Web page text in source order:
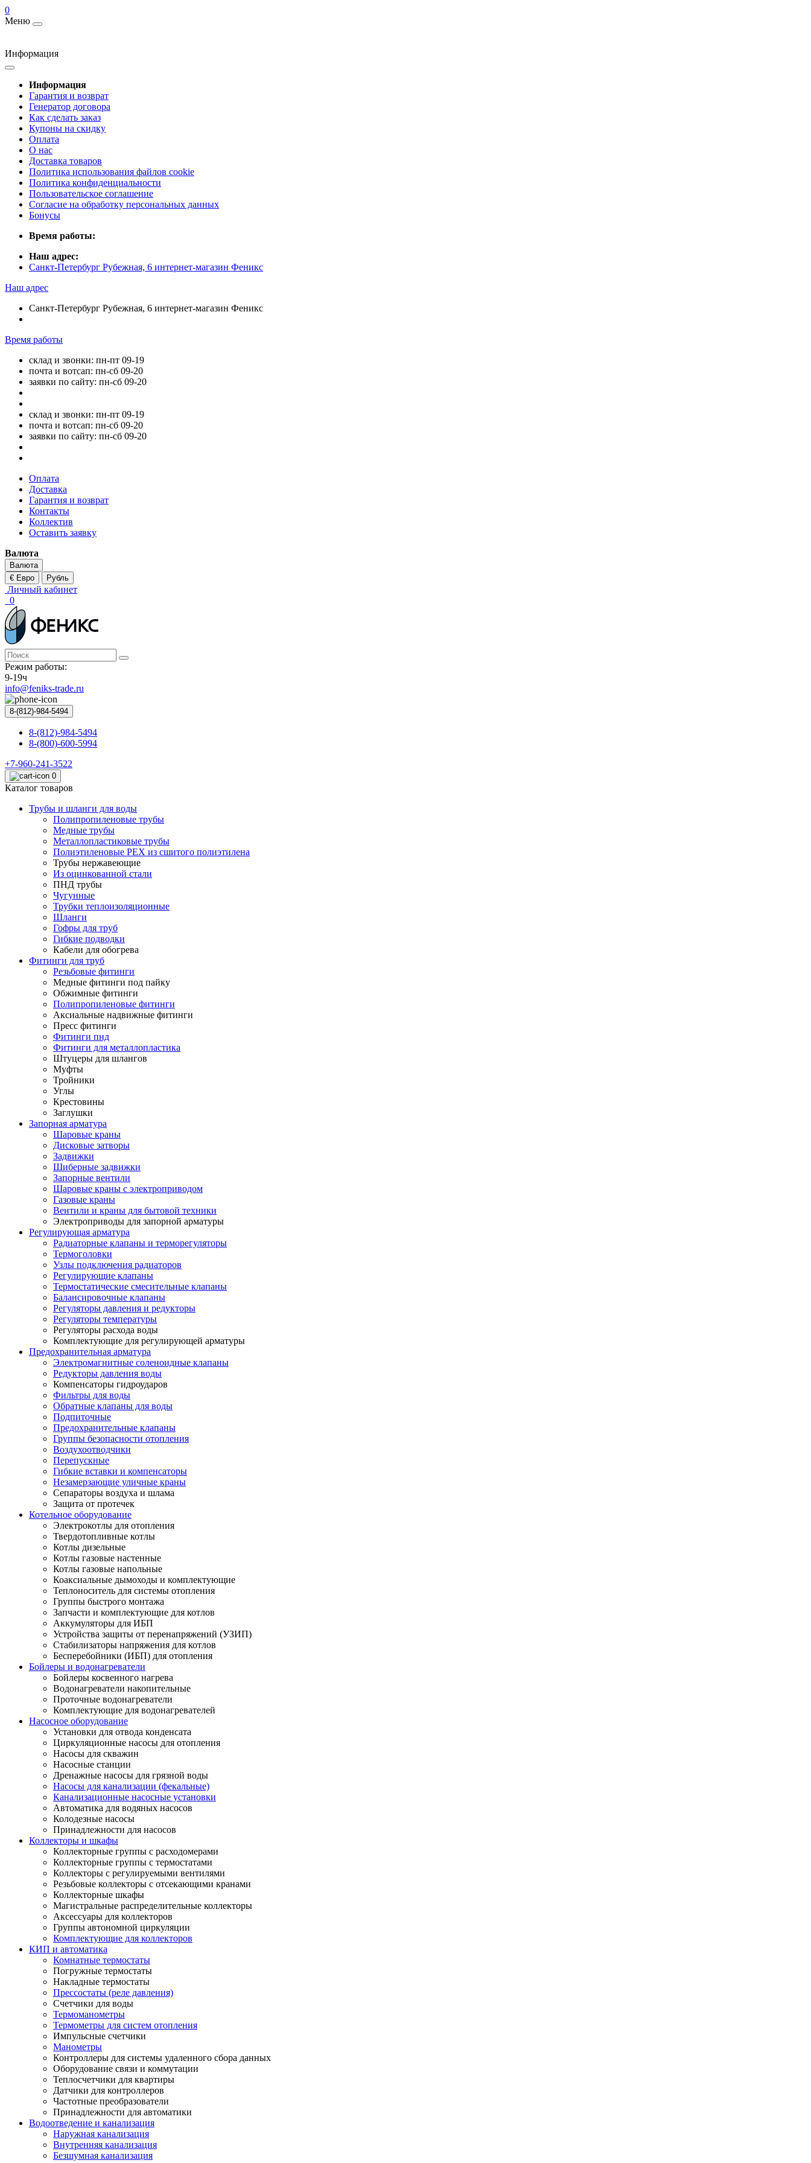
0
Меню
Информация
Информация
Гарантия и возврат
Генератор договора
Как сделать заказ
Купоны на скидку
Оплата
О нас
Доставка товаров
Политика использования файлов cookie
Политика конфиденциальности
Пользовательское соглашение
Согласие на обработку персональных данных
Бонусы
Время работы:
Наш адрес:
Санкт-Петербург Рубежная, 6 интернет-магазин Феникс
Наш адрес
Санкт-Петербург Рубежная, 6 интернет-магазин Феникс
Время работы
склад и звонки: пн-пт 09-19
почта и вотсап: пн-сб 09-20
заявки по сайту: пн-сб 09-20
склад и звонки: пн-пт 09-19
почта и вотсап: пн-сб 09-20
заявки по сайту: пн-сб 09-20
Оплата
Доставка
Гарантия и возврат
Контакты
Коллектив
Оставить заявку
Валюта
Валюта
€ Евро
Рубль
Личный кабинет
0
Режим работы:
9-19ч
info@feniks-trade.ru
8-(812)-984-5494
8-(812)-984-5494
8-(800)-600-5994
+7-960-241-3522
0
Каталог товаров
Трубы и шланги для воды
Полипропиленовые трубы
Медные трубы
Металлопластиковые трубы
Полиэтиленовые PEX из сшитого полиэтилена
Трубы нержавеющие
Из оцинкованной стали
ПНД трубы
Чугунные
Трубки теплоизоляционные
Шланги
Гофры для труб
Гибкие подводки
Кабели для обогрева
Фитинги для труб
Резьбовые фитинги
Медные фитинги под пайку
Обжимные фитинги
Полипропиленовые фитинги
Аксиальные надвижные фитинги
Пресс фитинги
Фитинги пнд
Фитинги для металлопластика
Штуцеры для шлангов
Муфты
Тройники
Углы
Крестовины
Заглушки
Запорная арматура
Шаровые краны
Дисковые затворы
Задвижки
Шиберные задвижки
Запорные вентили
Шаровые краны с электроприводом
Газовые краны
Вентили и краны для бытовой техники
Электроприводы для запорной арматуры
Регулирующая арматура
Радиаторные клапаны и терморегуляторы
Термоголовки
Узлы подключения радиаторов
Регулирующие клапаны
Термостатические смесительные клапаны
Балансировочные клапаны
Регуляторы давления и редукторы
Регуляторы температуры
Регуляторы расхода воды
Комплектующие для регулирующей арматуры
Предохранительная арматура
Электромагнитные соленоидные клапаны
Редукторы давления воды
Компенсаторы гидроударов
Фильтры для воды
Обратные клапаны для воды
Подпиточные
Предохранительные клапаны
Группы безопасности отопления
Воздухоотводчики
Перепускные
Гибкие вставки и компенсаторы
Незамерзающие уличные краны
Сепараторы воздуха и шлама
Защита от протечек
Котельное оборудование
Электрокотлы для отопления
Твердотопливные котлы
Котлы дизельные
Котлы газовые настенные
Котлы газовые напольные
Коаксиальные дымоходы и комплектующие
Теплоноситель для системы отопления
Группы быстрого монтажа
Запчасти и комплектующие для котлов
Аккумуляторы для ИБП
Устройства защиты от перенапряжений (УЗИП)
Стабилизаторы напряжения для котлов
Бесперебойники (ИБП) для отопления
Бойлеры и водонагреватели
Бойлеры косвенного нагрева
Водонагреватели накопительные
Проточные водонагреватели
Комплектующие для водонагревателей
Насосное оборудование
Установки для отвода конденсата
Циркуляционные насосы для отопления
Насосы для скважин
Насосные станции
Дренажные насосы для грязной воды
Насосы для канализации (фекальные)
Канализационные насосные установки
Автоматика для водяных насосов
Колодезные насосы
Принадлежности для насосов
Коллекторы и шкафы
Коллекторные группы с расходомерами
Коллекторные группы с термостатами
Коллекторы с регулируемыми вентилями
Резьбовые коллекторы с отсекающими кранами
Коллекторные шкафы
Магистральные распределительные коллекторы
Аксессуары для коллекторов
Группы автономной циркуляции
Комплектующие для коллекторов
КИП и автоматика
Комнатные термостаты
Погружные термостаты
Накладные термостаты
Прессостаты (реле давления)
Счетчики для воды
Термоманометры
Термометры для систем отопления
Импульсные счетчики
Манометры
Контроллеры для системы удаленного сбора данных
Оборудование связи и коммутации
Теплосчетчики для квартиры
Датчики для контроллеров
Частотные преобразователи
Принадлежности для автоматики
Водоотведение и канализация
Наружная канализация
Внутренняя канализация
Безшумная канализация